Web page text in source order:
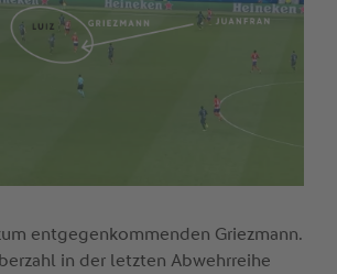
entgegenkommenden Griezmann.
in der letzten Abwehrreihe